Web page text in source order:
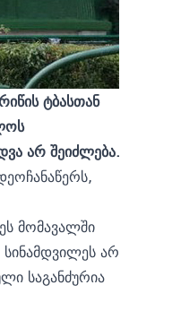
ტბასთან
არ შეიძლება.
მომავალში
არ
საგანძურია